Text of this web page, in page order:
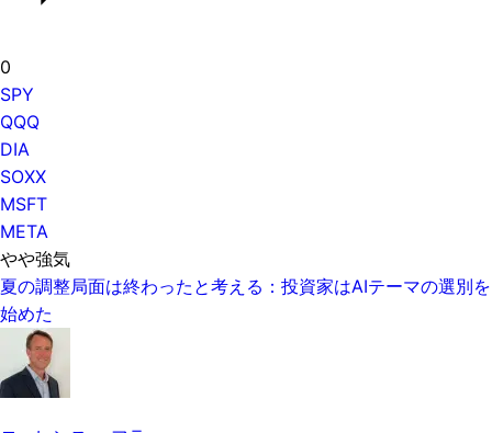
0
SPY
QQQ
DIA
SOXX
MSFT
META
やや強気
夏の調整局面は終わったと考える：投資家はAIテーマの選別を
始めた